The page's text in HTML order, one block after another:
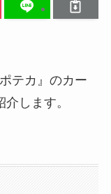
テカ』のカー
します。